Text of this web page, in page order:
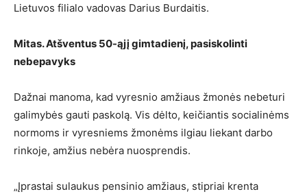
Lietuvos filialo vadovas Darius Burdaitis.
Mitas. Atšventus 50-ąjį gimtadienį, pasiskolinti
nebepavyks
Dažnai manoma, kad vyresnio amžiaus žmonės nebeturi
galimybės gauti paskolą. Vis dėlto, keičiantis socialinėms
normoms ir vyresniems žmonėms ilgiau liekant darbo
rinkoje, amžius nebėra nuosprendis.
„Įprastai sulaukus pensinio amžiaus, stipriai krenta